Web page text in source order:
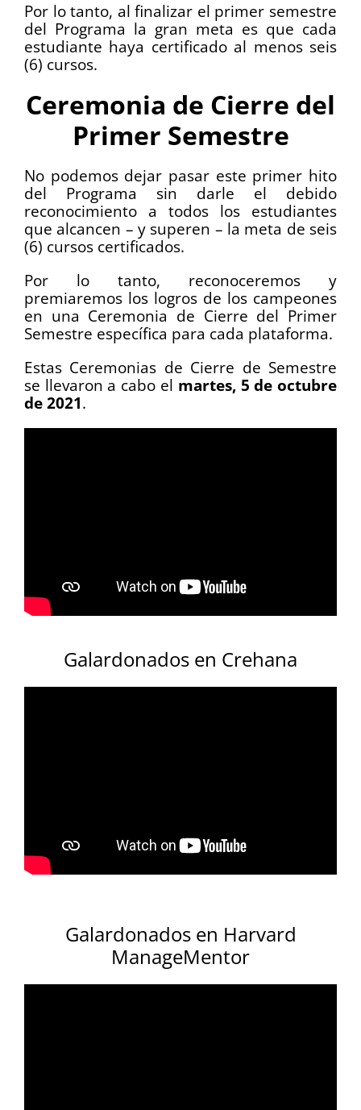
Por lo tanto, al finalizar el primer semestre
del Programa la gran meta es que cada
estudiante haya certificado al menos seis
(6) cursos.
Ceremonia de Cierre del
Primer Semestre
No podemos dejar pasar este primer hito
del Programa sin darle el debido
reconocimiento a todos los estudiantes
que alcancen – y superen – la meta de seis
(6) cursos certificados.
Por lo tanto, reconoceremos y
premiaremos los logros de los campeones
en una Ceremonia de Cierre del Primer
Semestre específica para cada plataforma.
Estas Ceremonias de Cierre de Semestre
se llevaron a cabo el martes, 5 de octubre
de 2021.
Galardonados en Crehana
Galardonados en Harvard
ManageMentor